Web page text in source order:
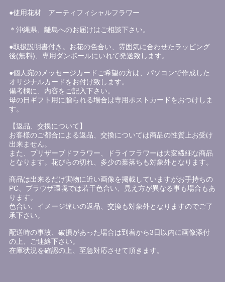
●使用花材 アーティフィシャルフラワー
＊沖縄県、離島へのお届けはご相談下さい。
●取扱説明書付き。お花の色合い、雰囲気に合わせたラッピング
後(無料)、専用ダンボールにいれて発送致します。
●個人宛のメッセージカードご希望の方は、パソコンで作成した
オリジナルカードをお付け致します。
備考欄に、内容をご記入下さい。
母の日ギフト用に贈られる場合は専用ポストカードをおつけしま
す。
【返品、交換について】
お客様のご都合による返品、交換については商品の性質上お受け
出来ません。
また、プリザーブドフラワー、ドライフラワーは大変繊細な商品
となります。花びらの切れ、多少の葉落ちも対象外となります。
商品は出来るだけ実物に近い画像を掲載していますがお手持ちの
PC、プラウザ環境では若干色合い、見え方が異なる事も場合もあ
ります。
色合い、イメージ違いの返品、交換も対象外となりますのでご了
承下さい。
配送時の事故、破損があった場合は到着から3日以内に画像添付
の上、ご連絡下さい。
在庫状況を確認の上、至急対応させて頂きます。